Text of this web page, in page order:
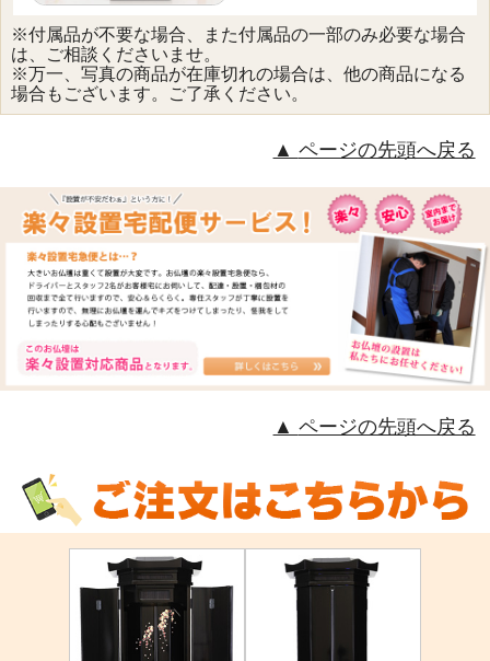
※付属品が不要な場合、また付属品の一部のみ必要な場合
は、ご相談くださいませ。
※万一、写真の商品が在庫切れの場合は、他の商品になる
場合もございます。ご了承ください。
ページの先頭へ戻る
ページの先頭へ戻る